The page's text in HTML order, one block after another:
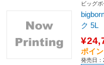
ビッグ
ク 5L
ポイ
発売日